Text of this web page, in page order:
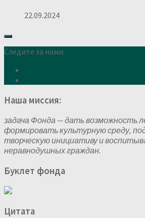
22.09.2024
Следите за нами:
Наша миссия:
задача Фонда — дать возможность
формировать культурную среду,
творческую инициативу и
неравнодушных граждан.
Буклет фонда
Цитата